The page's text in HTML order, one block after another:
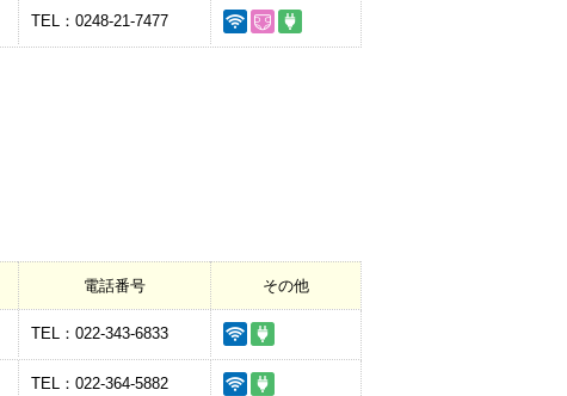
TEL：0248-21-7477
電話番号 その他
TEL：022-343-6833
TEL：022-364-5882